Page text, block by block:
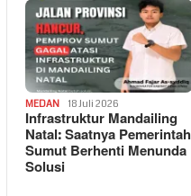
MEDAN 18 Juli 2026
Infrastruktur Mandailing
Natal: Saatnya Pemerintah
Sumut Berhenti Menunda
Solusi